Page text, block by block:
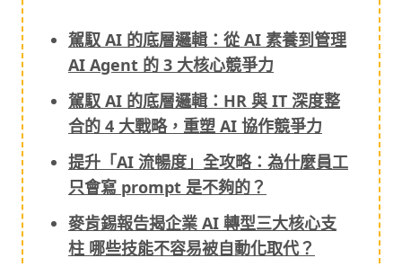
駕馭 AI 的底層邏輯：從 AI 素養到管理
AI Agent 的 3 大核心競爭力
駕馭 AI 的底層邏輯：HR 與 IT 深度整
合的 4 大戰略，重塑 AI 協作競爭力
提升「AI 流暢度」全攻略：為什麼員工
只會寫 prompt 是不夠的？
麥肯錫報告揭企業 AI 轉型三大核心支
柱 哪些技能不容易被自動化取代？